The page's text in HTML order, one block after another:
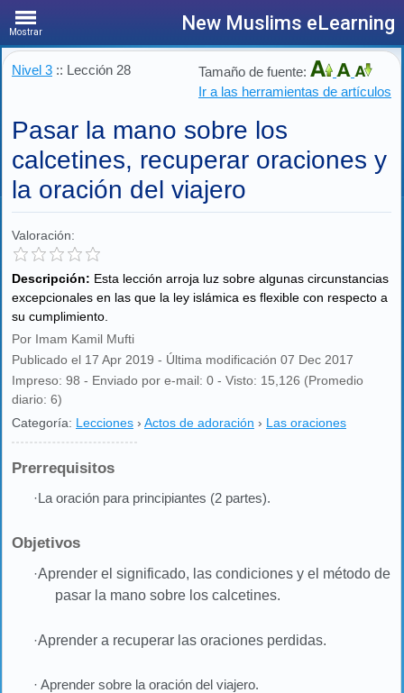
Mostrar New Muslims eLearning
Nivel 3 :: Lección 28
Tamaño de fuente:
Ir a las herramientas de artículos
Pasar la mano sobre los
calcetines, recuperar oraciones y
la oración del viajero
Valoración:
Descripción: Esta lección arroja luz sobre algunas circunstancias
excepcionales en las que la ley islámica es flexible con respecto a
su cumplimiento.
Por Imam Kamil Mufti
Publicado el 17 Apr 2019 - Última modificación 07 Dec 2017
Impreso: 98 - Enviado por e-mail: 0 - Visto: 15,126 (Promedio
diario: 6)
Categoría: Lecciones › Actos de adoración › Las oraciones
Prerrequisitos
·La oración para principiantes (2 partes).
Objetivos
·Aprender el significado, las condiciones y el método de
pasar la mano sobre los calcetines.
·Aprender a recuperar las oraciones perdidas.
· Aprender sobre la oración del viajero.